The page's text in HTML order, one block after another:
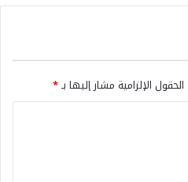
الحقول الإلزامية مشار إليها بـ*